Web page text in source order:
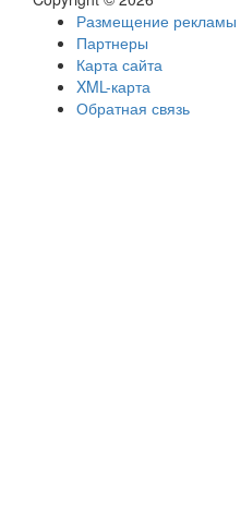
Размещение рекламы
Партнеры
Карта сайта
XML-карта
Обратная связь